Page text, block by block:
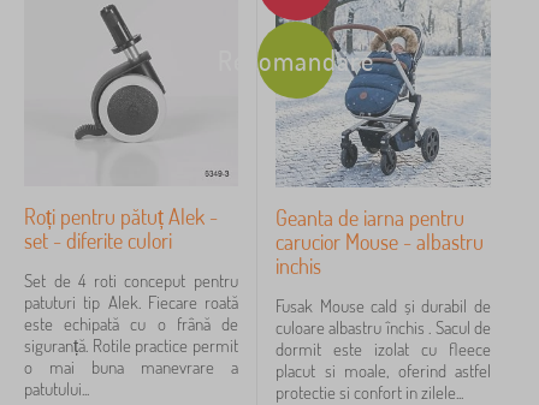
Roți pentru pătuț Alek -
set - diferite culori
Set de 4 roti conceput pentru
patuturi tip Alek. Fiecare roată
este echipată cu o frână de
siguranță. Rotile practice permit
o mai buna manevrare a
patutului...
Recomandare
Geanta de iarna pentru
carucior Mouse - albastru
inchis
Fusak Mouse cald și durabil de
culoare albastru închis . Sacul de
dormit este izolat cu fleece
placut si moale, oferind astfel
protectie si confort in zilele...